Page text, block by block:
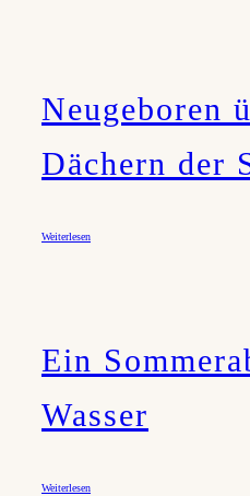
Neugeboren
Dächern der
Weiterlesen
Ein
Wasser
Weiterlesen